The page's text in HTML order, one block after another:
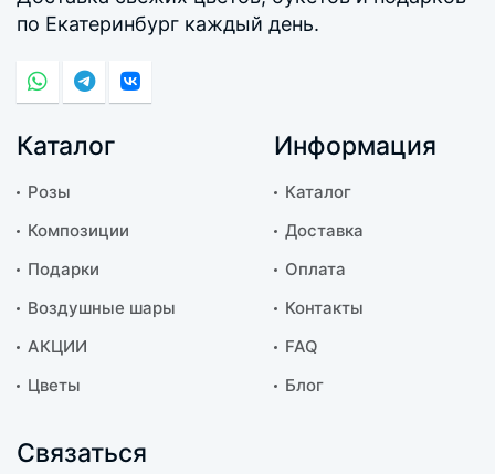
по Екатеринбург каждый день.
Каталог
Розы
Композиции
Подарки
Воздушные шары
АКЦИИ
Цветы
Информация
Каталог
Доставка
Оплата
Контакты
FAQ
Блог
Связаться